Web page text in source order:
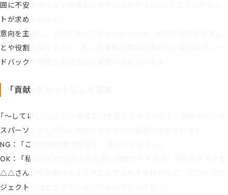
囲に不安を与えない迅速なレスポンスを行う」というコミットメン
トが求められます。
意向を主張し、それを叶えてもらうからには、相応の成果を出すこ
とや役割を果たすこと、もし成果等が期待に満たない場合はフィー
ドバックや評価を受け止める覚悟が求められます。
「貢献」をセットにした提案
「～してほしい」という要望だけを伝えるのではなく、自分がビジネ
スパーソンとして何に貢献できるのかの提案が求められます。
NG： 「この仕事は苦手なので、外してください」
OK： 「私は〇〇の分野でより高い貢献ができます。現在のタスクを
△△さんに引き継げるようマニュアル化する代わりに、〇〇のプロ
ジェクトに注力させていただけないでしょうか？」